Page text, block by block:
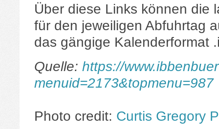
Über diese Links können die
für den jeweiligen Abfuhrtag
das gängige Kalenderformat
Quelle: https://
menuid=2173&topmenu=987
Photo credit: Curtis Gregory